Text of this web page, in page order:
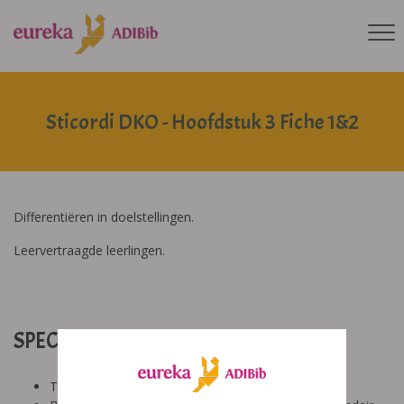
Sticordi DKO - Hoofdstuk 3 Fiche 1&2
Differentiëren in doelstellingen.
Leervertraagde leerlingen.
SPECIFICATIES:
Tool: van ons